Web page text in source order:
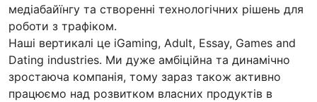
медіабайїнгу та створенні технологічних рішень для
роботи з трафіком.
Наші вертикалі це iGaming, Adult, Essay, Games and
Dating industries. Ми дуже амбіційна та динамічно
зростаюча компанія, тому зараз також активно
працюємо над розвитком власних продуктів в